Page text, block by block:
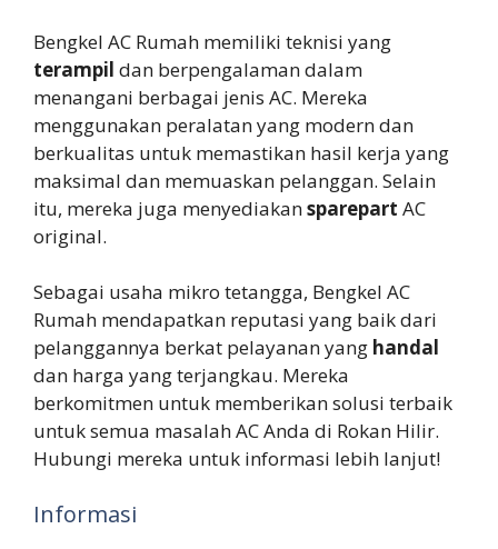
Bengkel AC Rumah memiliki teknisi yang
terampil dan berpengalaman dalam
menangani berbagai jenis AC. Mereka
menggunakan peralatan yang modern dan
berkualitas untuk memastikan hasil kerja yang
maksimal dan memuaskan pelanggan. Selain
itu, mereka juga menyediakansparepart AC
original.
Sebagai usaha mikro tetangga, Bengkel AC
Rumah mendapatkan reputasi yang baik dari
pelanggannya berkat pelayanan yang handal
dan harga yang terjangkau. Mereka
berkomitmen untuk memberikan solusi terbaik
untuk semua masalah AC Anda di Rokan Hilir.
Hubungi mereka untuk informasi lebih lanjut!
Informasi